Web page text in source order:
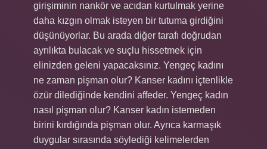
girişiminin nankör ve acıdan kurtulmak yerine
daha kızgın olmak isteyen bir tutuma girdiğini
düşünüyorlar. Bu arada diğer tarafı doğrudan
ayrılıkta bulacak ve suçlu hissetmek için
elinizden geleni yapacaksınız. Yengeç kadını
ne zaman pişman olur? Kanser kadını içtenlikle
özür dilediğinde kendini affeder. Yengeç kadın
nasıl pişman olur? Kanser kadın istemeden
birini kırdığında pişman olur. Ayrıca karmaşık
duygular sırasında söylediği kelimelerden